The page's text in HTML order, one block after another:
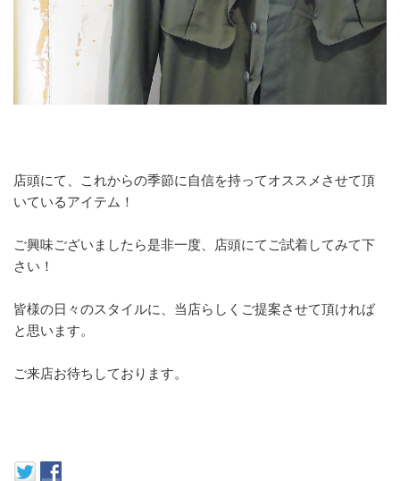
店頭にて、これからの季節に自信を持ってオススメさせて頂
いているアイテム！
ご興味ございましたら是非一度、店頭にてご試着してみて下
さい！
皆様の日々のスタイルに、当店らしくご提案させて頂ければ
と思います。
ご来店お待ちしております。